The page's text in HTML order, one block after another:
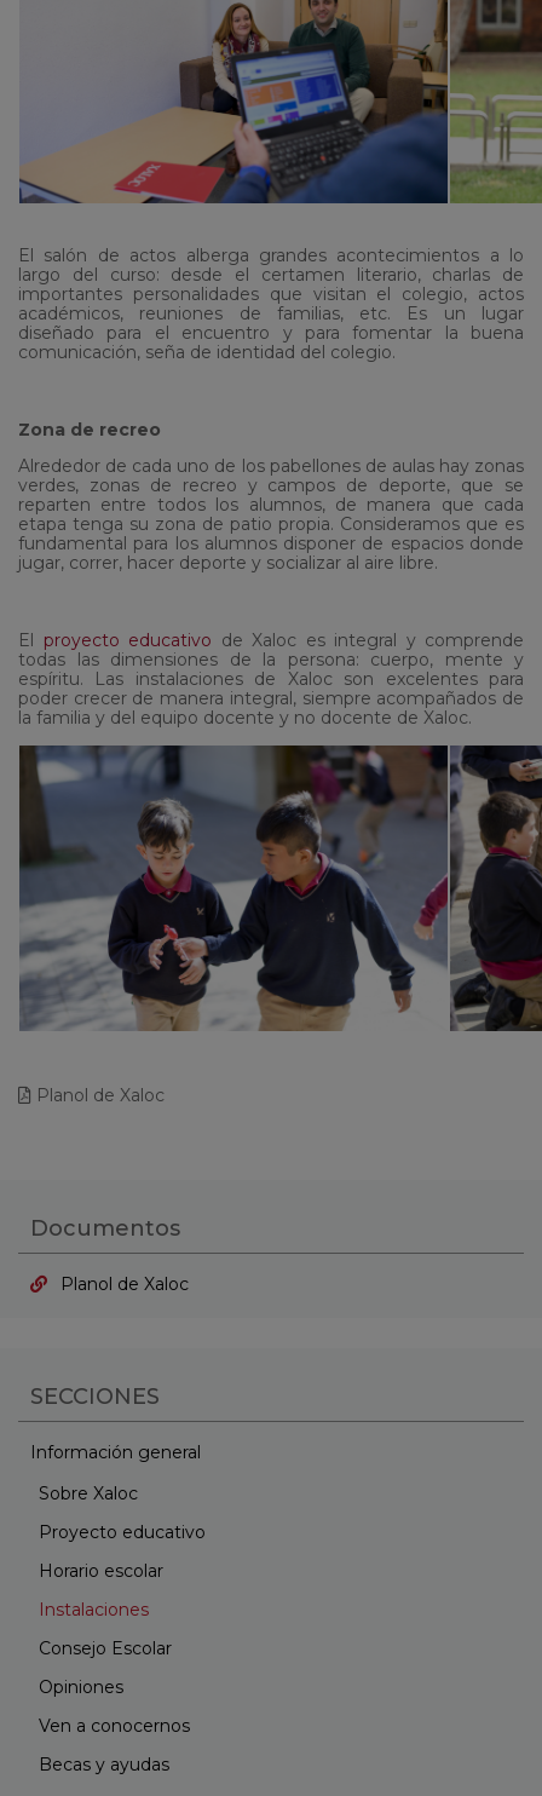
El salón de actos alberga grandes acontecimientos a lo
largo del curso: desde el certamen literario, charlas de
importantes personalidades que visitan el colegio, actos
académicos, reuniones de familias, etc. Es un lugar
diseñado para el encuentro y para fomentar la buena
comunicación, seña de identidad del colegio.
Zona de recreo
Alrededor de cada uno de los pabellones de aulas hay zonas
verdes, zonas de recreo y campos de deporte, que se
reparten entre todos los alumnos, de manera que cada
etapa tenga su zona de patio propia. Consideramos que es
fundamental para los alumnos disponer de espacios donde
jugar, correr, hacer deporte y socializar al aire libre.
El proyecto educativo de Xaloc es integral y comprende
todas las dimensiones de la persona: cuerpo, mente y
espíritu. Las instalaciones de Xaloc son excelentes para
poder crecer de manera integral, siempre acompañados de
la familia y del equipo docente y no docente de Xaloc.
Planol de Xaloc
Documentos
Planol de Xaloc
SECCIONES
Información general
Sobre Xaloc
Proyecto educativo
Horario escolar
Instalaciones
Consejo Escolar
Opiniones
Ven a conocernos
Becas y ayudas